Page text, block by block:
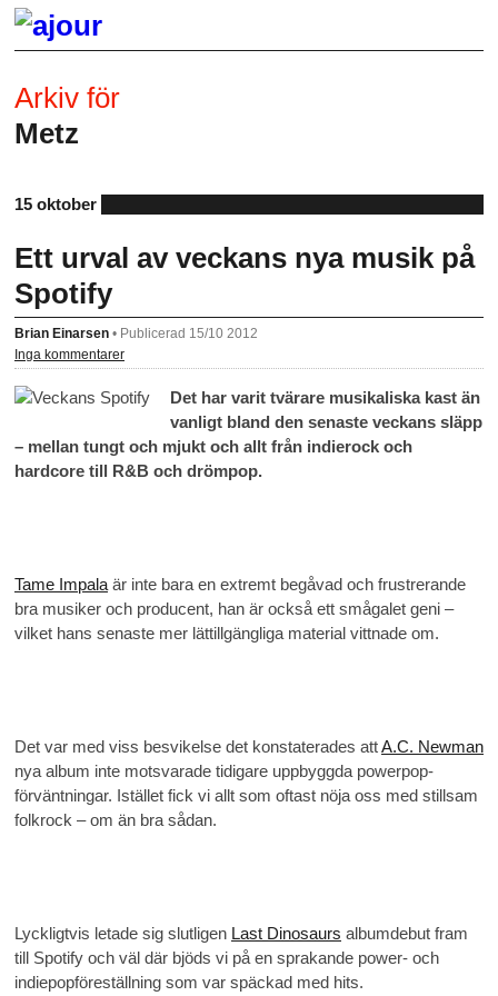
Arkiv för
Metz
15 oktober
Ett urval av veckans nya musik på
Spotify
Brian Einarsen • Publicerad 15/10 2012
Inga kommentarer
Det har varit tvärare musikaliska kast än
vanligt bland den senaste veckans släpp
– mellan tungt och mjukt och allt från indierock och
hardcore till R&B och drömpop.
Tame Impalaär inte bara en extremt begåvad och frustrerande
bra musiker och producent, han är också ett smågalet geni –
vilket hans senaste mer lättillgängliga material vittnade om.
Det var med viss besvikelse det konstaterades attA.C. Newman
nya album inte motsvarade tidigare uppbyggda powerpop-
förväntningar. Istället fick vi allt som oftast nöja oss med stillsam
folkrock – om än bra sådan.
Lyckligtvis letade sig slutligen Last Dinosaurs albumdebut fram
till Spotify och väl där bjöds vi på en sprakande power- och
indiepopföreställning som var späckad med hits.